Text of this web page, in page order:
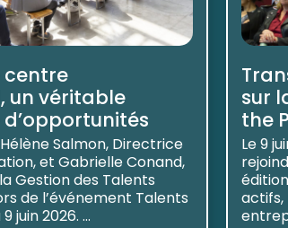
centre
un véritable
Salmon, Directrice
et Gabrielle Conand,
Gestion des Talents
de l’événement Talents
juin 2026. ...
sur
the
Le 9
actifs,